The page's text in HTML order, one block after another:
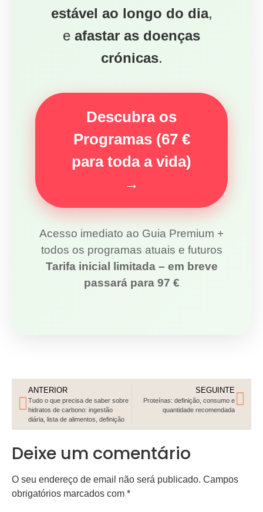
estável ao longo do dia,
e afastar as doenças
crónicas.
Descubra os
Programas (67 €
para toda a vida)
→
Acesso imediato ao Guia Premium +
todos os programas atuais e futuros
Tarifa inicial limitada – em breve
passará para 97 €
ANTERIOR
Tudo o que precisa de saber sobre
hidratos de carbono: ingestão
diária, lista de alimentos, definição
SEGUINTE
Proteínas: definição, consumo e
quantidade recomendada
Deixe um comentário
O seu endereço de email não será publicado. Campos
obrigatórios marcados com *